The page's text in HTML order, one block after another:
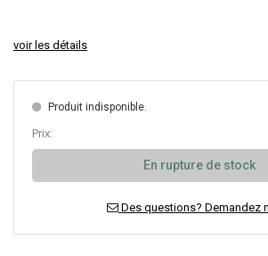
voir les détails
Produit indisponible.
Prix:
En rupture de stock
Des questions? Demandez